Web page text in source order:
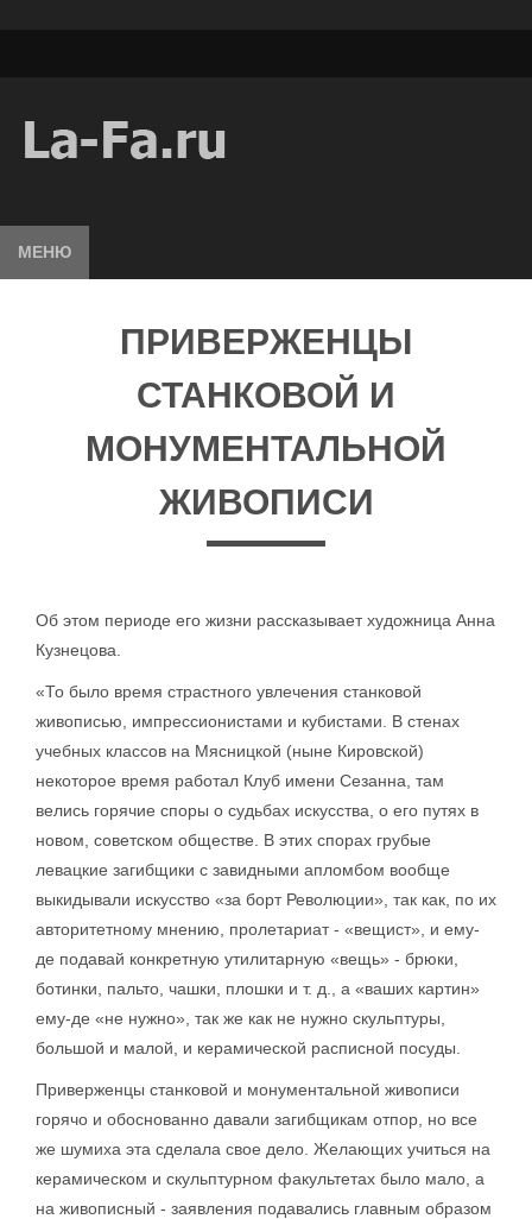
МЕНЮ
ПРИВЕРЖЕНЦЫ
СТАНКОВОЙ И
МОНУМЕНТАЛЬНОЙ
ЖИВОПИСИ
Об этом периоде его жизни рассказывает художница Анна
Кузнецова.
«То было время страстного увлечения станковой
живописью, импрессионистами и кубистами. В стенах
учебных классов на Мясницкой (ныне Кировской)
некоторое время работал Клуб имени Сезанна, там
велись горячие споры о судьбах искусства, о его путях в
новом, советском обществе. В этих спорах грубые
левацкие загибщики с завидными апломбом вообще
выкидывали искусство «за борт Революции», так как, по их
авторитетному мнению, пролетариат - «вещист», и ему-
де подавай конкретную утилитарную «вещь» - брюки,
ботинки, пальто, чашки, плошки и т. д., а «ваших картин»
ему-де «не нужно», так же как не нужно скульптуры,
большой и малой, и керамической расписной посуды.
Приверженцы станковой и монументальной живописи
горячо и обоснованно давали загибщикам отпор, но все
же шумиха эта сделала свое дело. Желающих учиться на
керамическом и скульптурном факультетах было мало, а
на живописный - заявления подавались главным образом